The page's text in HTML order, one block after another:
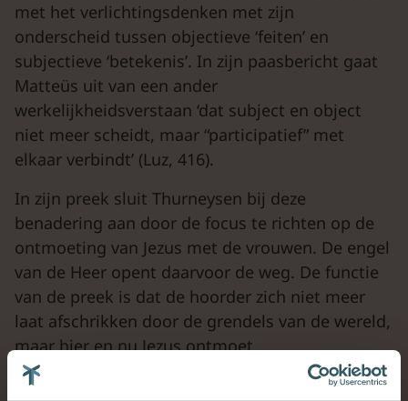
met het verlichtingsdenken met zijn
onderscheid tussen objectieve ‘feiten’ en
subjectieve ‘betekenis’. In zijn paasbericht gaat
Matteüs uit van een ander
werkelijkheidsverstaan ‘dat subject en object
niet meer scheidt, maar “participatief” met
elkaar verbindt’ (Luz, 416).
In zijn preek sluit Thurneysen bij deze
benadering aan door de focus te richten op de
ontmoeting van Jezus met de vrouwen. De engel
van de Heer opent daarvoor de weg. De functie
van de preek is dat de hoorder zich niet meer
laat afschrikken door de grendels van de wereld,
maar hier en nu Jezus ontmoet.
Zie Stille Zaterdag. De